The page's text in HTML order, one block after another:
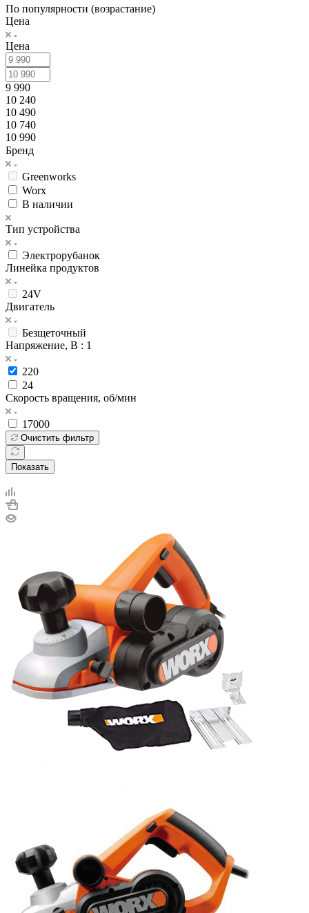
По популярности (возрастание)
Цена
Цена
9 990
10 240
10 490
10 740
10 990
Бренд
Greenworks
Worx
В наличии
Тип устройства
Электрорубанок
Линейка продуктов
24V
Двигатель
Безщеточный
Напряжение, В : 1
220
24
Скорость вращения, об/мин
17000
Очистить фильтр
Показать